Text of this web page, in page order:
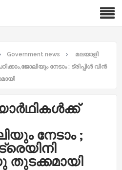
Government news
മലയാളി
നേടാം ; ട്രിപ്പിള്‍ വിന്‍
നേടാം ;
തുടക്കമായി